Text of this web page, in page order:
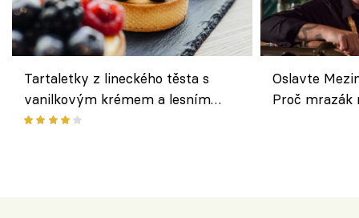
Tartaletky z lineckého těsta s
vanilkovým krémem a lesním
ovocem podle Bread Society
Oslavte
Proč